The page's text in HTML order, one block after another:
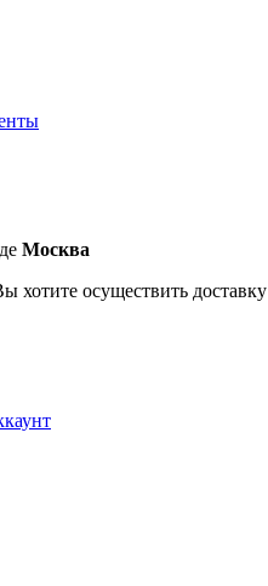
Москва
хотите осуществить доставку